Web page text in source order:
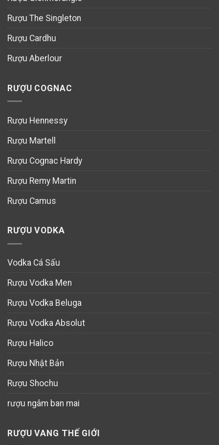
Rượu The Singleton
Rượu Cardhu
Rượu Aberlour
RƯỢU COGNAC
Rượu Hennessy
Rượu Martell
Rượu Cognac Hardy
Rượu Remy Martin
Rượu Camus
RƯỢU VODKA
Vodka Cá Sấu
Rượu Vodka Men
Rượu Vodka Beluga
Rượu Vodka Absolut
Rượu Halico
Rượu Nhật Bản
Rượu Shochu
rượu ngâm ban mai
RƯỢU VANG THẾ GIỚI